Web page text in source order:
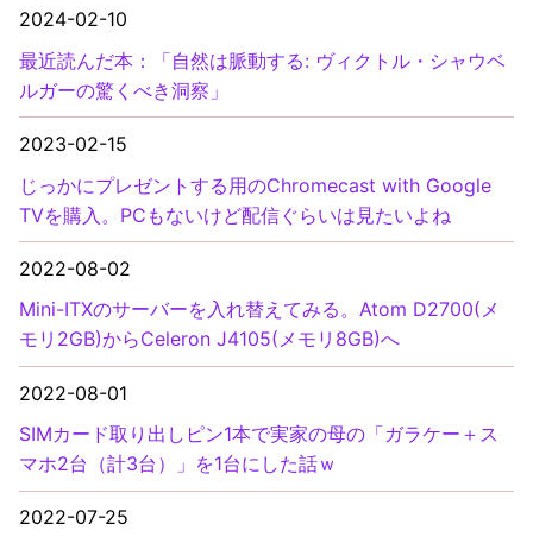
2024-02-10
最近読んだ本：「自然は脈動する: ヴィクトル・シャウベ
ルガーの驚くべき洞察」
2023-02-15
じっかにプレゼントする用のChromecast with Google
TVを購入。PCもないけど配信ぐらいは見たいよね
2022-08-02
Mini-ITXのサーバーを入れ替えてみる。Atom D2700(メ
モリ2GB)からCeleron J4105(メモリ8GB)へ
2022-08-01
SIMカード取り出しピン1本で実家の母の「ガラケー＋ス
マホ2台（計3台）」を1台にした話ｗ
2022-07-25